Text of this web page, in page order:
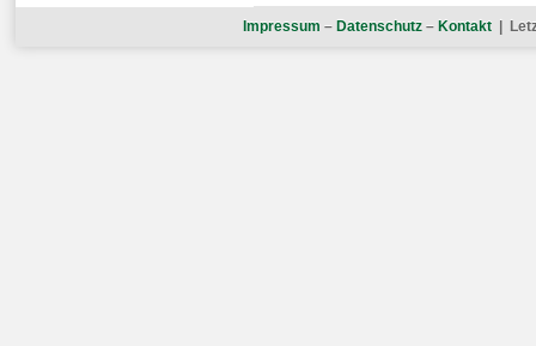
Impressum – Datenschutz – Kontakt |